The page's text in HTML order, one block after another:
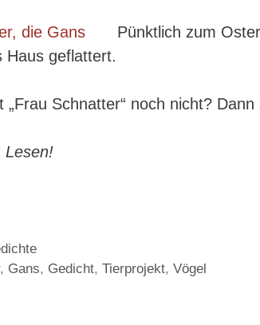
Pünktlich zum
Haus geflattert.
„Frau Schnatter“ noch nicht? Dann
Lesen!
, Gans, Gedicht,Tierprojekt,Vögel